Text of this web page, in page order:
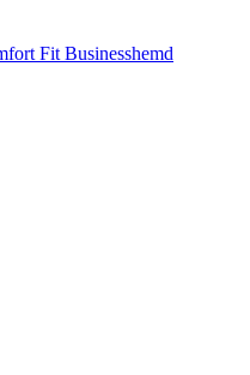
Fit Businesshemd